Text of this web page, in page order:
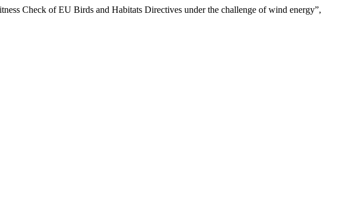
Check of EU Birds and Habitats Directives under the challenge of wind energy”,